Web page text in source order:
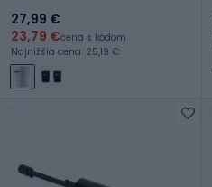
27,99 €
23,79 €cena s kódom
Najnižšia cena: 25,19 €